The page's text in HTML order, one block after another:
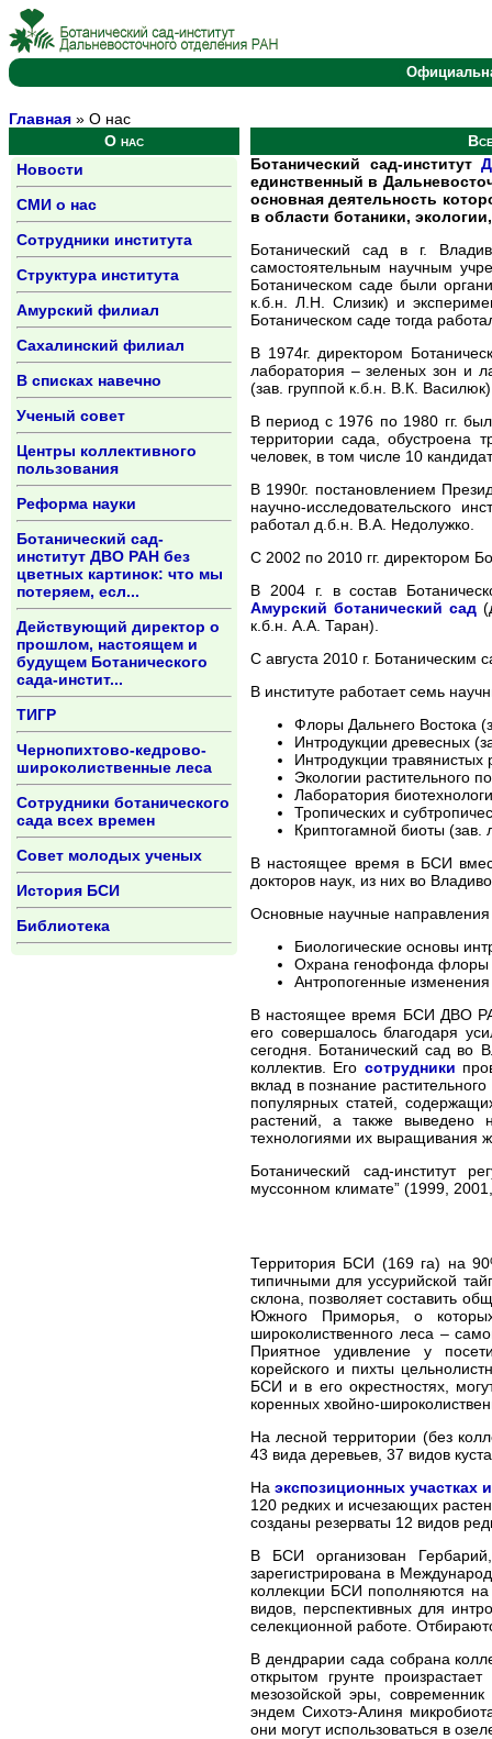
Главная » О нас
О нас
Новости
СМИ о нас
Сотрудники института
Структура института
Амурский филиал
Сахалинский филиал
В списках навечно
Ученый совет
Центры коллективного
пользования
Реформа науки
Ботанический сад-
институт ДВО РАН без
цветных картинок: что мы
потеряем, есл...
Действующий директор о
прошлом, настоящем и
будущем Ботанического
сада-инстит...
ТИГР
Чернопихтово-кедрово-
широколиственные леса
Сотрудники ботанического
сада всех времен
Совет молодых ученых
История БСИ
Библиотека
Ботанический сад-институт
единственный в
основная деятельность
в области ботаники,
Ботанический сад в г.
самостоятельным научным
Ботаническом саде были
к.б.н. Л.Н. Слизик) и
Ботаническом саде тогда
В 1974г. директором
лаборатория – зеленых зон и
(зав. группой к.б.н. В.К.
В период с 1976 по 1980 гг.
территории сада, обустроена
человек, в том числе 10
В 1990г. постановлением
научно-исследовательского
работал д.б.н. В.А. Недолужко.
С 2002 по 2010 гг. директором
В 2004 г. в состав
Амурский ботанический сад
к.б.н. А.А. Таран).
C августа 2010 г.
В институте работает семь
Флоры Дальнего Востока
Интродукции древесных
Интродукции
Экологии растительного
Лаборатория
Тропических и
Криптогамной биоты
В настоящее время в БСИ
докторов наук, из них во
Основные научные
Биологические основы
Охрана генофонда флоры
Антропогенные
В настоящее время БСИ ДВО
его совершалось благодаря
сегодня. Ботанический сад во
коллектив. Его сотрудники
вклад в познание
популярных статей,
растений, а также выведено
технологиями их выращивания
Ботанический сад-институт
муссонном климате” (1999,
Территория БСИ (169 га) на
типичными для уссурийской
склона, позволяет составить
Южного Приморья, о
широколиственного леса –
Приятное удивление у
корейского и пихты
БСИ и в его окрестностях,
коренных хвойно-
На лесной территории (без
43 вида деревьев, 37 видов
Наэкспозиционных участках
120 редких и исчезающих
созданы резерваты 12 видов
В БСИ организован
зарегистрирована в
коллекции БСИ пополняются
видов, перспективных для
селекционной работе.
В дендрарии cада собрана
открытом грунте
мезозойской эры, современник
эндем Сихотэ-Алиня
они могут использоваться в